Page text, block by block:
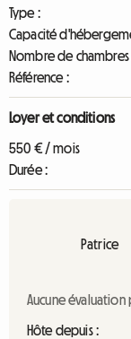
Type :
Capacité
Nombre de chambres
Référence :
Loyer et conditions
550 € / mois
Durée :
Patrice
Aucune
Hôte depuis :